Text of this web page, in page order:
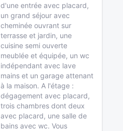
d'une entrée avec placard,
un grand séjour avec
cheminée ouvrant sur
terrasse et jardin, une
cuisine semi ouverte
meublée et équipée, un wc
indépendant avec lave
mains et un garage attenant
à la maison. A l'étage :
dégagement avec placard,
trois chambres dont deux
avec placard, une salle de
bains avec wc. Vous